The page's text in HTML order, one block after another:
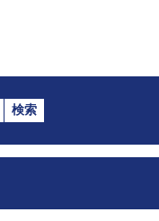
検索